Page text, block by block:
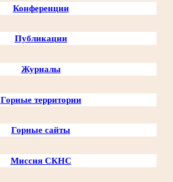
Конференции
Публикации
Журналы
Горные территории
Горные сайты
Миссия СКНС